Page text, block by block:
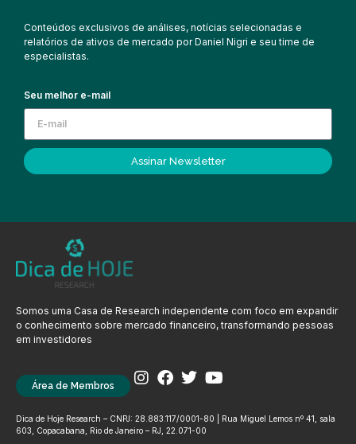
Conteúdos exclusivos de análises, notícias selecionadas e
relatórios de ativos de mercado por Daniel Nigri e seu time de
especialistas.
Seu melhor e-mail
Assinar Newsletter
Somos uma Casa de Research independente com foco em expandir
o conhecimento sobre mercado financeiro, transformando pessoas
em investidores
Área de Membros
Dica de Hoje Research – CNPJ: 28.883.117/0001-80 | Rua Miguel Lemos nº 41, sala
603, Copacabana, Rio de Janeiro – RJ, 22.071-00